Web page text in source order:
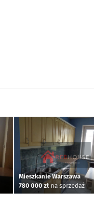
Mieszkanie Warszawa
780 000 złna sprzedaż